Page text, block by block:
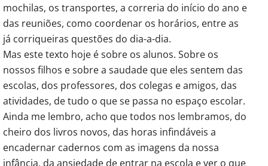
mochilas, os transportes, a correria do início do ano e
das reuniões, como coordenar os horários, entre as
já corriqueiras questões do dia-a-dia.
Mas este texto hoje é sobre os alunos. Sobre os
nossos filhos e sobre a saudade que eles sentem das
escolas, dos professores, dos colegas e amigos, das
atividades, de tudo o que se passa no espaço escolar.
Ainda me lembro, acho que todos nos lembramos, do
cheiro dos livros novos, das horas infindáveis a
encadernar cadernos com as imagens da nossa
infância, da ansiedade de entrar na escola e ver o que